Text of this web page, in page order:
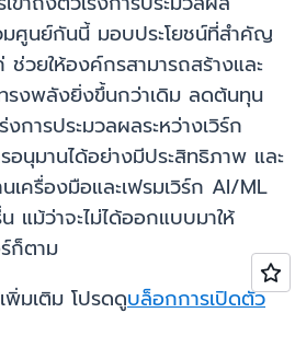
มศูนย์กันนี้ มอบประโยชน์ที่สำคัญ
ช่วยให้องค์กรสามารถสร้างและ
รงพลังยิ่งขึ้นกว่าเดิม ลดต้นทุน
การประมวลผลระหว่างเวิร์ก
อนุมานได้อย่างมีประสิทธิภาพ และ
เครื่องมือและเฟรมเวิร์ก AI/ML
แม้ว่าจะไม่ได้ออกแบบมาให้
ก็ตาม
พิ่มเติม โปรดดูบล็อกการเปิดตัว